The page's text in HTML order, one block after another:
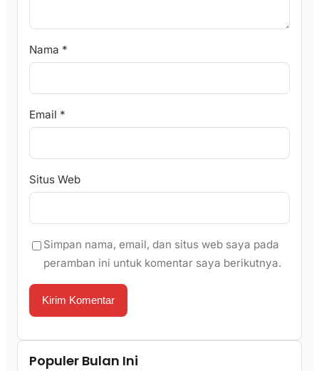
Nama *
Email *
Situs Web
Simpan nama, email, dan situs web saya pada
peramban ini untuk komentar saya berikutnya.
Populer Bulan Ini